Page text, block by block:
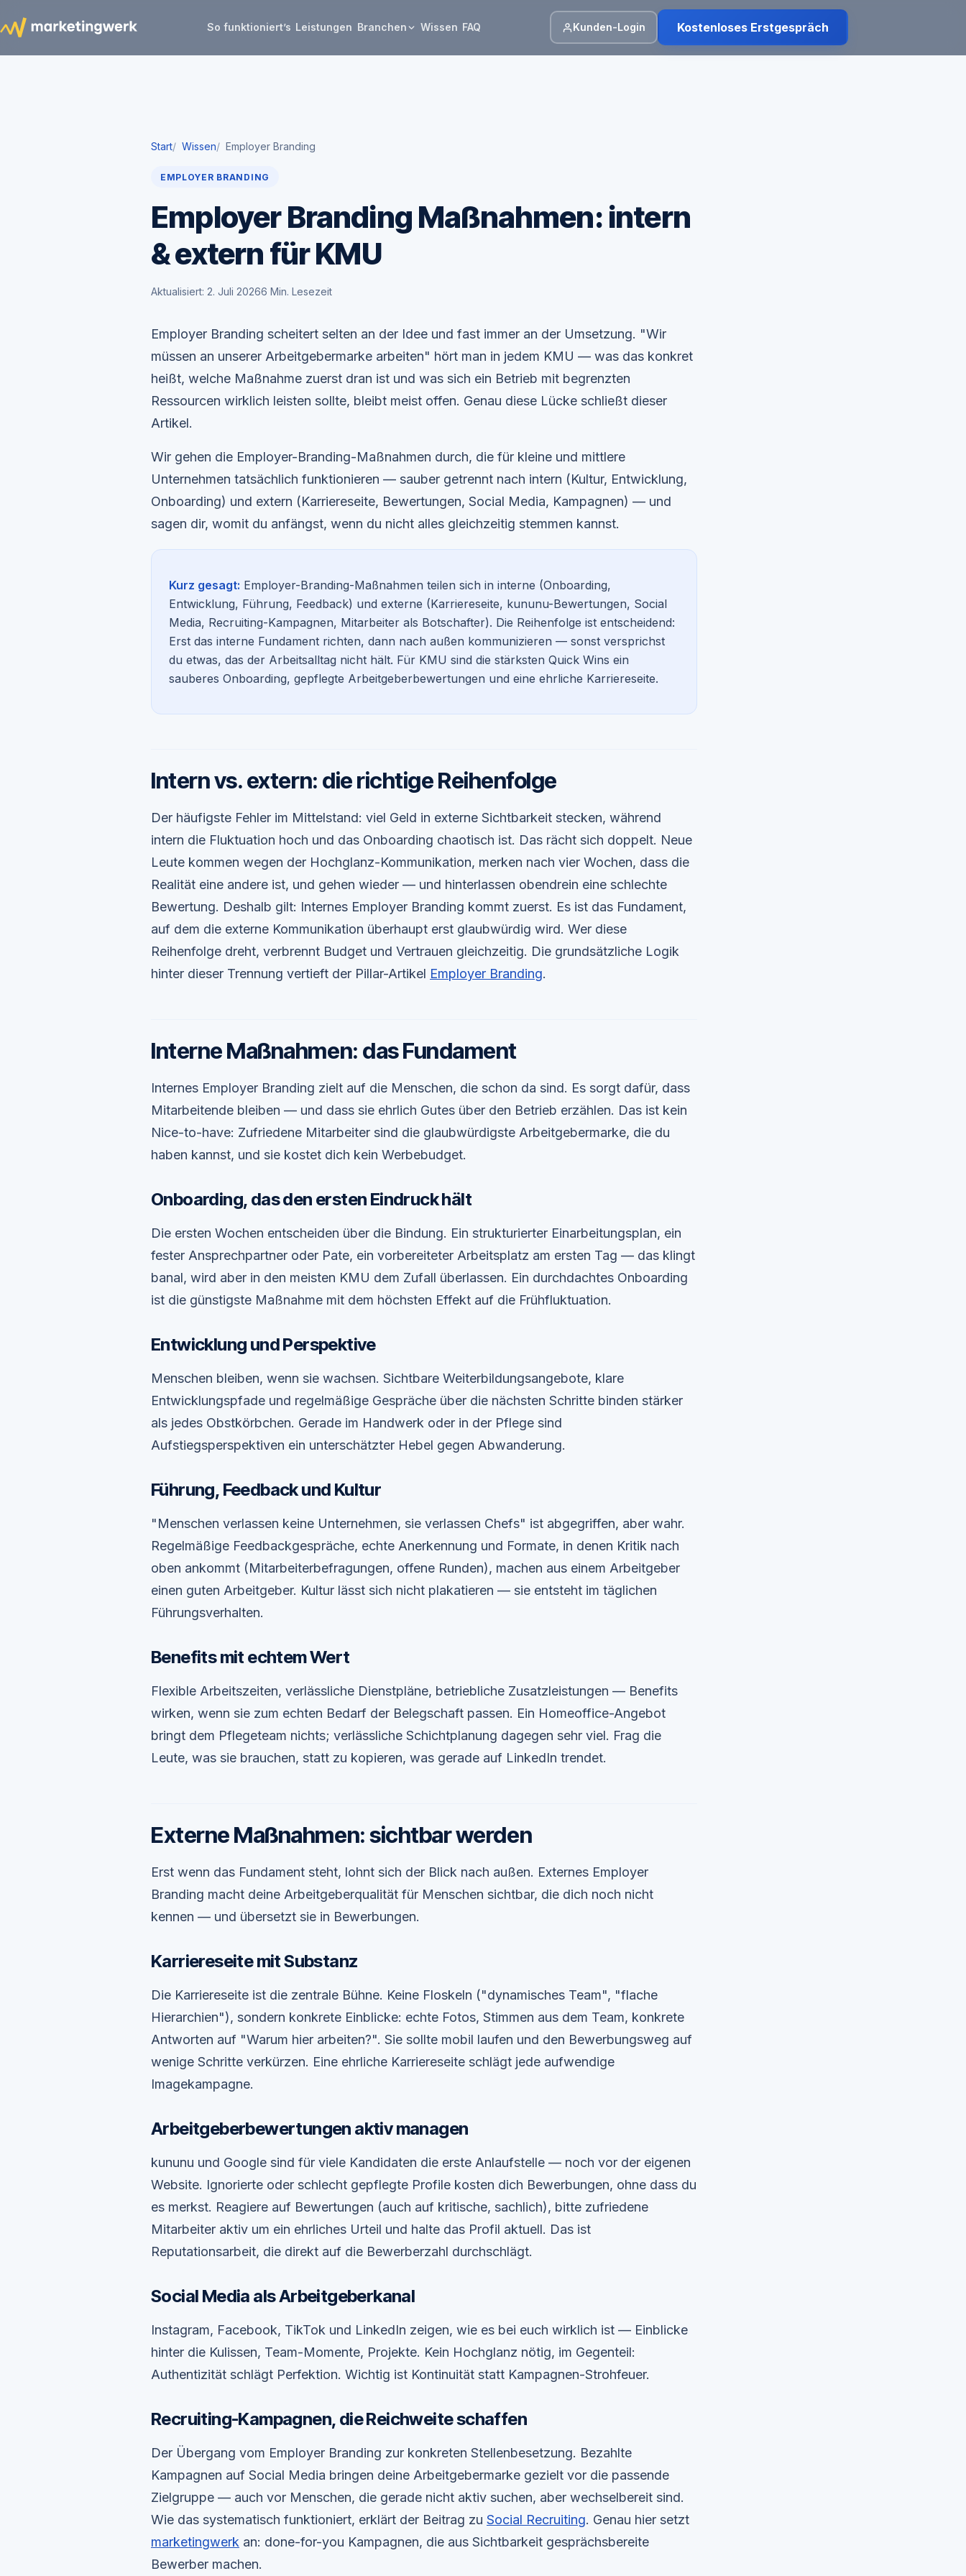
So funktioniert’s Leistungen Branchen Wissen FAQ Kunden-Login Kostenloses Erstgespräch
Start Wissen Employer Branding
EMPLOYER BRANDING
Employer Branding Maßnahmen: intern
& extern für KMU
Aktualisiert: 2. Juli 20266 Min. Lesezeit
Employer Branding scheitert selten an der Idee und fast immer an der Umsetzung. "Wir
müssen an unserer Arbeitgebermarke arbeiten" hört man in jedem KMU — was das konkret
heißt, welche Maßnahme zuerst dran ist und was sich ein Betrieb mit begrenzten
Ressourcen wirklich leisten sollte, bleibt meist offen. Genau diese Lücke schließt dieser
Artikel.
Wir gehen die Employer-Branding-Maßnahmen durch, die für kleine und mittlere
Unternehmen tatsächlich funktionieren — sauber getrennt nach intern (Kultur, Entwicklung,
Onboarding) und extern (Karriereseite, Bewertungen, Social Media, Kampagnen) — und
sagen dir, womit du anfängst, wenn du nicht alles gleichzeitig stemmen kannst.
Kurz gesagt: Employer-Branding-Maßnahmen teilen sich in interne (Onboarding,
Entwicklung, Führung, Feedback) und externe (Karriereseite, kununu-Bewertungen, Social
Media, Recruiting-Kampagnen, Mitarbeiter als Botschafter). Die Reihenfolge ist entscheidend:
Erst das interne Fundament richten, dann nach außen kommunizieren — sonst versprichst
du etwas, das der Arbeitsalltag nicht hält. Für KMU sind die stärksten Quick Wins ein
sauberes Onboarding, gepflegte Arbeitgeberbewertungen und eine ehrliche Karriereseite.
Intern vs. extern: die richtige Reihenfolge
Der häufigste Fehler im Mittelstand: viel Geld in externe Sichtbarkeit stecken, während
intern die Fluktuation hoch und das Onboarding chaotisch ist. Das rächt sich doppelt. Neue
Leute kommen wegen der Hochglanz-Kommunikation, merken nach vier Wochen, dass die
Realität eine andere ist, und gehen wieder — und hinterlassen obendrein eine schlechte
Bewertung. Deshalb gilt: Internes Employer Branding kommt zuerst. Es ist das Fundament,
auf dem die externe Kommunikation überhaupt erst glaubwürdig wird. Wer diese
Reihenfolge dreht, verbrennt Budget und Vertrauen gleichzeitig. Die grundsätzliche Logik
hinter dieser Trennung vertieft der Pillar-Artikel Employer Branding.
Interne Maßnahmen: das Fundament
Internes Employer Branding zielt auf die Menschen, die schon da sind. Es sorgt dafür, dass
Mitarbeitende bleiben — und dass sie ehrlich Gutes über den Betrieb erzählen. Das ist kein
Nice-to-have: Zufriedene Mitarbeiter sind die glaubwürdigste Arbeitgebermarke, die du
haben kannst, und sie kostet dich kein Werbebudget.
Onboarding, das den ersten Eindruck hält
Die ersten Wochen entscheiden über die Bindung. Ein strukturierter Einarbeitungsplan, ein
fester Ansprechpartner oder Pate, ein vorbereiteter Arbeitsplatz am ersten Tag — das klingt
banal, wird aber in den meisten KMU dem Zufall überlassen. Ein durchdachtes Onboarding
ist die günstigste Maßnahme mit dem höchsten Effekt auf die Frühfluktuation.
Entwicklung und Perspektive
Menschen bleiben, wenn sie wachsen. Sichtbare Weiterbildungsangebote, klare
Entwicklungspfade und regelmäßige Gespräche über die nächsten Schritte binden stärker
als jedes Obstkörbchen. Gerade im Handwerk oder in der Pflege sind
Aufstiegsperspektiven ein unterschätzter Hebel gegen Abwanderung.
Führung, Feedback und Kultur
"Menschen verlassen keine Unternehmen, sie verlassen Chefs" ist abgegriffen, aber wahr.
Regelmäßige Feedbackgespräche, echte Anerkennung und Formate, in denen Kritik nach
oben ankommt (Mitarbeiterbefragungen, offene Runden), machen aus einem Arbeitgeber
einen guten Arbeitgeber. Kultur lässt sich nicht plakatieren — sie entsteht im täglichen
Führungsverhalten.
Benefits mit echtem Wert
Flexible Arbeitszeiten, verlässliche Dienstpläne, betriebliche Zusatzleistungen — Benefits
wirken, wenn sie zum echten Bedarf der Belegschaft passen. Ein Homeoffice-Angebot
bringt dem Pflegeteam nichts; verlässliche Schichtplanung dagegen sehr viel. Frag die
Leute, was sie brauchen, statt zu kopieren, was gerade auf LinkedIn trendet.
Externe Maßnahmen: sichtbar werden
Erst wenn das Fundament steht, lohnt sich der Blick nach außen. Externes Employer
Branding macht deine Arbeitgeberqualität für Menschen sichtbar, die dich noch nicht
kennen — und übersetzt sie in Bewerbungen.
Karriereseite mit Substanz
Die Karriereseite ist die zentrale Bühne. Keine Floskeln ("dynamisches Team", "flache
Hierarchien"), sondern konkrete Einblicke: echte Fotos, Stimmen aus dem Team, konkrete
Antworten auf "Warum hier arbeiten?". Sie sollte mobil laufen und den Bewerbungsweg auf
wenige Schritte verkürzen. Eine ehrliche Karriereseite schlägt jede aufwendige
Imagekampagne.
Arbeitgeberbewertungen aktiv managen
kununu und Google sind für viele Kandidaten die erste Anlaufstelle — noch vor der eigenen
Website. Ignorierte oder schlecht gepflegte Profile kosten dich Bewerbungen, ohne dass du
es merkst. Reagiere auf Bewertungen (auch auf kritische, sachlich), bitte zufriedene
Mitarbeiter aktiv um ein ehrliches Urteil und halte das Profil aktuell. Das ist
Reputationsarbeit, die direkt auf die Bewerberzahl durchschlägt.
Social Media als Arbeitgeberkanal
Instagram, Facebook, TikTok und LinkedIn zeigen, wie es bei euch wirklich ist — Einblicke
hinter die Kulissen, Team-Momente, Projekte. Kein Hochglanz nötig, im Gegenteil:
Authentizität schlägt Perfektion. Wichtig ist Kontinuität statt Kampagnen-Strohfeuer.
Recruiting-Kampagnen, die Reichweite schaffen
Der Übergang vom Employer Branding zur konkreten Stellenbesetzung. Bezahlte
Kampagnen auf Social Media bringen deine Arbeitgebermarke gezielt vor die passende
Zielgruppe — auch vor Menschen, die gerade nicht aktiv suchen, aber wechselbereit sind.
Wie das systematisch funktioniert, erklärt der Beitrag zu Social Recruiting. Genau hier setzt
marketingwerk an: done-for-you Kampagnen, die aus Sichtbarkeit gesprächsbereite
Bewerber machen.